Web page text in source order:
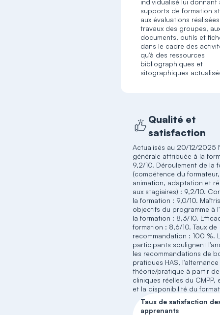
individualisé lui donnant
supports de formation
aux évaluations
travaux des groupes,
documents, outils et
dans le cadre des
qu'à des ressources
bibliographiques et
sitographiques
Qualité et
satisfaction
Actualisés au 20/12/2025
générale attribuée à la
9,2/10. Déroulement de la
(compétence du formateur,
animation, adaptation et
aux stagiaires) : 9,2/10.
la formation : 9,0/10.
objectifs du programme à
la formation : 8,3/10.
formation : 8,6/10. Taux de
recommandation : 100 %.
participants soulignent
les recommandations de
pratiques HAS, l'alternance
théorie/pratique à partir
cliniques réelles du CMPP,
et la disponibilité du
Taux de satisfaction
apprenants